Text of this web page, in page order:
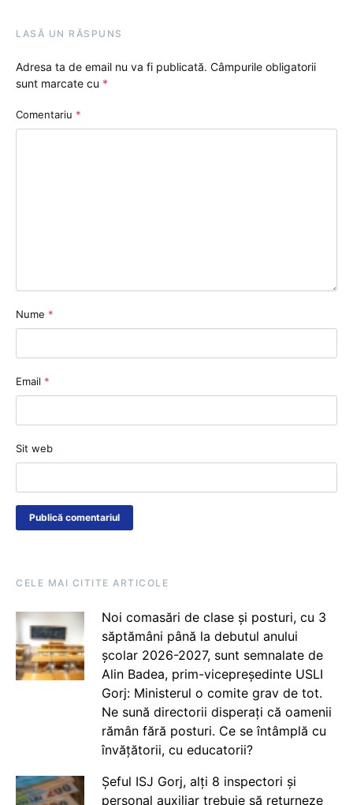
LASĂ UN RĂSPUNS
Adresa ta de email nu va fi publicată. Câmpurile obligatorii
sunt marcate cu *
Comentariu *
Nume *
Email *
Sit web
CELE MAI CITITE ARTICOLE
Noi comasări de clase și posturi, cu 3
săptămâni până la debutul anului
școlar 2026-2027, sunt semnalate de
Alin Badea, prim-vicepreședinte USLI
Gorj: Ministerul o comite grav de tot.
Ne sună directorii disperați că oamenii
rămân fără posturi. Ce se întâmplă cu
învățătorii, cu educatorii?
Șeful ISJ Gorj, alți 8 inspectori și
personal auxiliar trebuie să returneze